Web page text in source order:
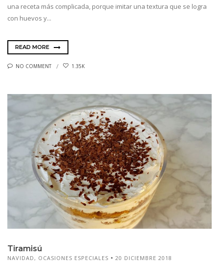
una receta más complicada, porque imitar una textura que se logra
con huevos y...
READ MORE
NO COMMENT 1.35K
Tiramisú
NAVIDAD , OCASIONES ESPECIALES 20 DICIEMBRE 2018